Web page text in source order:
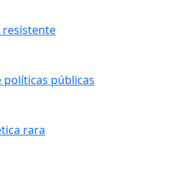
políticas públicas
rara